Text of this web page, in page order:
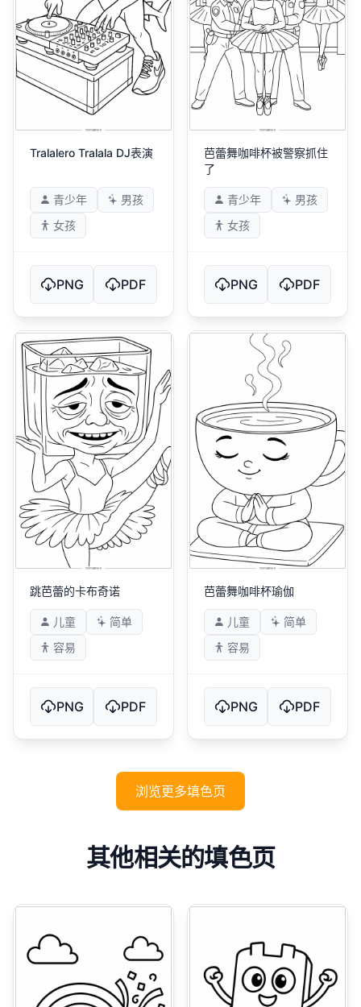
Tralalero Tralala DJ表演
青少年
男孩
女孩
PNG PDF
芭蕾舞咖啡杯被警察抓住
了
青少年
男孩
女孩
PNG PDF
跳芭蕾的卡布奇诺
儿童
简单
容易
PNG PDF
芭蕾舞咖啡杯瑜伽
儿童
简单
容易
PNG PDF
浏览更多填色页
其他相关的填色页